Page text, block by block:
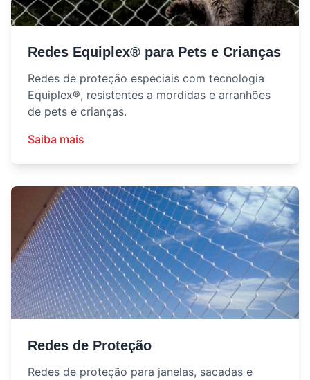
Redes Equiplex® para Pets e Crianças
Redes de proteção especiais com tecnologia
Equiplex®, resistentes a mordidas e arranhões
de pets e crianças.
Saiba mais
Redes de Proteção
Redes de proteção para janelas, sacadas e